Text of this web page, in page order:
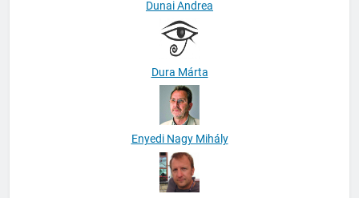
Dunai Andrea
Dura Márta
Enyedi Nagy Mihály